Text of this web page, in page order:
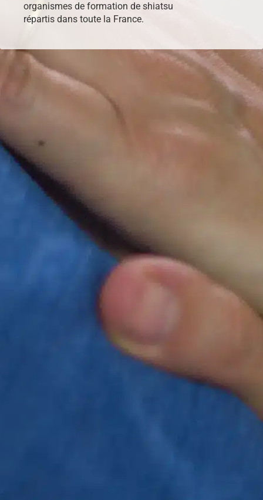
organismes de formation de shiatsu
répartis dans toute la France.